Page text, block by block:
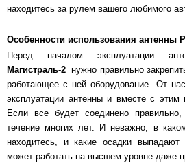
находитесь за рулем вашего любимого
Особенности использования антенны
Перед началом эксплуатации
Магистраль-2 нужно правильно
работающее с ней оборудование. От
эксплуатации антенны и вместе с этим
Если все будет соединено
течение многих лет. И неважно, в
находитесь, и какие осадки
может работать на высшем уровне даже